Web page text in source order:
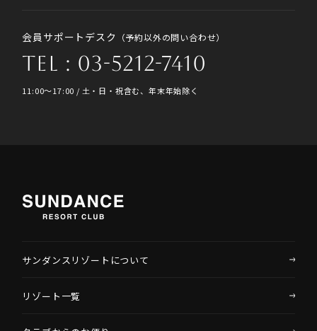
会員サポートデスク （予約以外の問い合わせ）
TEL : 03-5212-7410
11:00〜17:00 / 土・日・祝含む、年末年始除く
サンダンスリゾートについて
リゾート一覧